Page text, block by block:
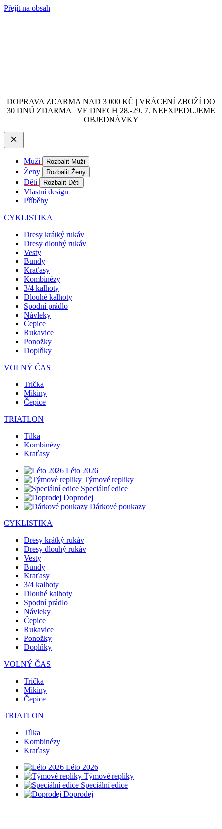
Přejít na obsah
DOPRAVA ZDARMA NAD 3 000 KČ | VRÁCENÍ ZBOŽÍ DO
30 DNŮ ZDARMA | VE DNECH 28.-29. 7. NEEXPEDUJEME
OBJEDNÁVKY
Muži Rozbalit Muži
Ženy Rozbalit Ženy
Děti Rozbalit Děti
Vlastní design
Příběhy
CYKLISTIKA
Dresy krátký rukáv
Dresy dlouhý rukáv
Vesty
Bundy
Kraťasy
Kombinézy
3/4 kalhoty
Dlouhé kalhoty
Spodní prádlo
Návleky
Čepice
Rukavice
Ponožky
Doplňky
VOLNÝ ČAS
Trička
Mikiny
Čepice
TRIATLON
Tílka
Kombinézy
Kraťasy
Léto 2026
Týmové repliky
Speciální edice
Doprodej
Dárkové poukazy
CYKLISTIKA
Dresy krátký rukáv
Dresy dlouhý rukáv
Vesty
Bundy
Kraťasy
3/4 kalhoty
Dlouhé kalhoty
Spodní prádlo
Návleky
Čepice
Rukavice
Ponožky
Doplňky
VOLNÝ ČAS
Trička
Mikiny
Čepice
TRIATLON
Tílka
Kombinézy
Kraťasy
Léto 2026
Týmové repliky
Speciální edice
Doprodej